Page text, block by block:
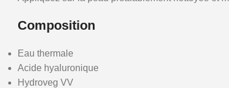
Composition
Eau thermale
Acide hyaluronique
Hydroveg VV